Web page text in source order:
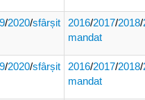
/2020/sfârșit
2016/2017/2018/
mandat
/2020/sfârșit
2016/2017/2018/
mandat